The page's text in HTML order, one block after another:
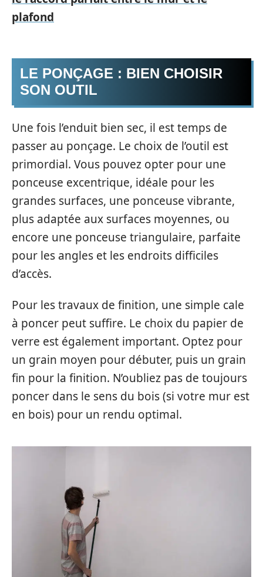
plafond
LE PONÇAGE : BIEN CHOISIR
SON OUTIL
Une fois l’enduit bien sec, il est temps de
passer au ponçage. Le choix de l’outil est
primordial. Vous pouvez opter pour une
ponceuse excentrique, idéale pour les
grandes surfaces, une ponceuse vibrante,
plus adaptée aux surfaces moyennes, ou
encore une ponceuse triangulaire, parfaite
pour les angles et les endroits difficiles
d’accès.
Pour les travaux de finition, une simple cale
à poncer peut suffire. Le choix du papier de
verre est également important. Optez pour
un grain moyen pour débuter, puis un grain
fin pour la finition. N’oubliez pas de toujours
poncer dans le sens du bois (si votre mur est
en bois) pour un rendu optimal.